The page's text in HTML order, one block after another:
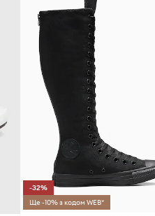
-32%
Ще -10% з кодом WEB*